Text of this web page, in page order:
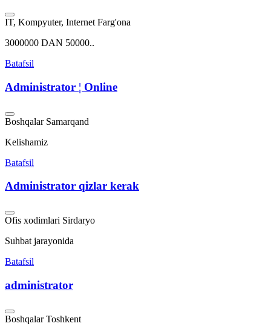
IT, Kompyuter, Internet Farg'ona
3000000 DAN 50000..
Batafsil
Administrator ¦ Online
Boshqalar Samarqand
Kelishamiz
Batafsil
Administrator qizlar kerak
Ofis xodimlari Sirdaryo
Suhbat jarayonida
Batafsil
administrator
Boshqalar Toshkent